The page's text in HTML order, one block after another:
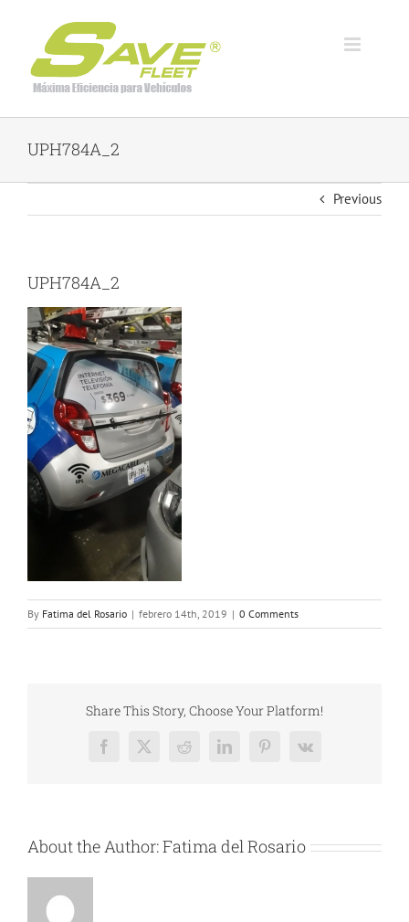
content
UPH784A_2
Previous
UPH784A_2
By Fatima del Rosario | febrero 14th, 2019 | 0 Comments
Share This Story, Choose Your Platform!
Facebook
X RedditLinkedInPinterest
Vk
About the Author:Fatima del Rosario